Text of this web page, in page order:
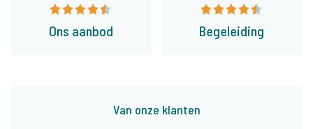
Van onze klanten
Ons aanbod Begeleiding